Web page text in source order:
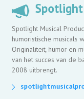
Spotlight Musical
humoristische musicals
Originaliteit, humor en
van het succes van de
2008 uitbrengt.